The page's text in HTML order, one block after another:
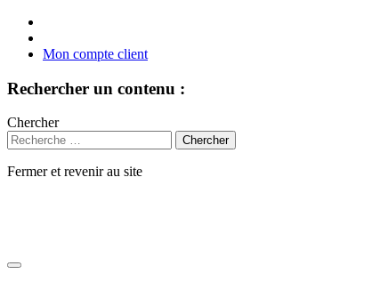
Mon compte client
Rechercher un contenu :
Chercher
Fermer et revenir au site